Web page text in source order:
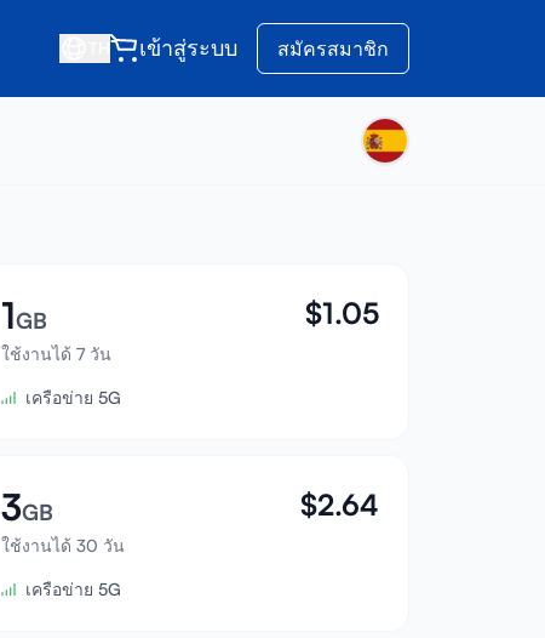
เข้าสู่ระบบ สมัครสมาชิก
1GB
ใช้งานได้ 7 วัน
$1.05
เครือข่าย 5G
3GB
ใช้งานได้ 30 วัน
$2.64
เครือข่าย 5G